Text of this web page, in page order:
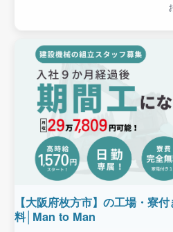
【大阪府枚方市】の工場・寮
料│Man to Man